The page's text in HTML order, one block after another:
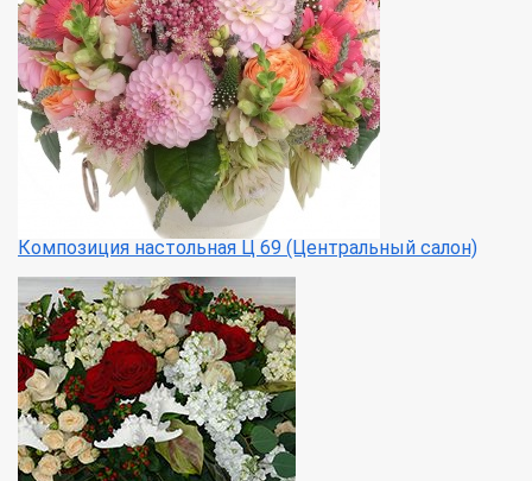
Композиция настольная Ц 69 (Центральный салон)